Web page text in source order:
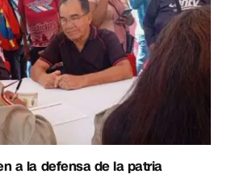
a la defensa de la patria